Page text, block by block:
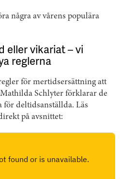
några av vårens populära
eller vikariat – vi
reglerna
för mertidsersättning att
Schlyter förklarar de
deltidsanställda. Läs
på avsnittet: